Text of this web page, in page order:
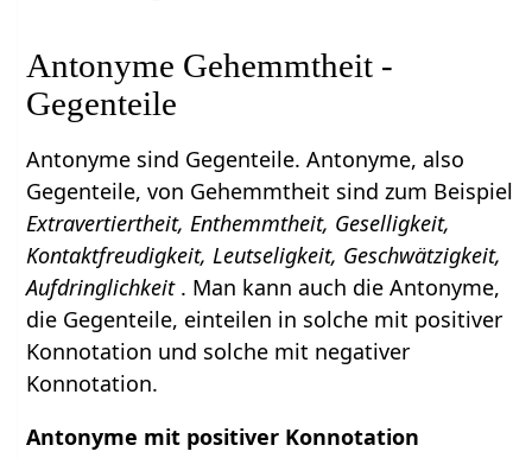
Antonyme Gehemmtheit -
Gegenteile
Antonyme sind Gegenteile. Antonyme, also
Gegenteile, von Gehemmtheit sind zum Beispiel
Extravertiertheit, Enthemmtheit, Geselligkeit,
Kontaktfreudigkeit, Leutseligkeit, Geschwätzigkeit,
Aufdringlichkeit . Man kann auch die Antonyme,
die Gegenteile, einteilen in solche mit positiver
Konnotation und solche mit negativer
Konnotation.
Antonyme mit positiver Konnotation